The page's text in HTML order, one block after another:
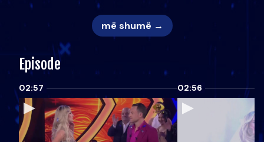
më shumë →
Episode
02:57 02:56